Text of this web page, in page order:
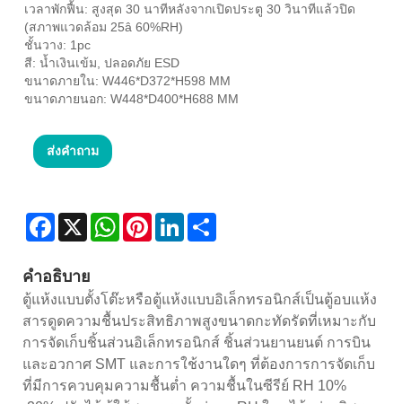
เวลาพักฟื้น: สูงสุด 30 นาทีหลังจากเปิดประตู 30 วินาทีแล้วปิด
(สภาพแวดล้อม 25â 60%RH)
ชั้นวาง: 1pc
สี: น้ำเงินเข้ม, ปลอดภัย ESD
ขนาดภายใน: W446*D372*H598 MM
ขนาดภายนอก: W448*D400*H688 MM
ส่งคำถาม
Facebook
X WhatsAppPinterestLinkedIn
คำอธิบาย
ตู้แห้งแบบตั้งโต๊ะหรือตู้แห้งแบบอิเล็กทรอนิกส์เป็นตู้อบแห้ง
สารดูดความชื้นประสิทธิภาพสูงขนาดกะทัดรัดที่เหมาะกับ
การจัดเก็บชิ้นส่วนอิเล็กทรอนิกส์ ชิ้นส่วนยานยนต์ การบิน
และอวกาศ SMT และการใช้งานใดๆ ที่ต้องการการจัดเก็บ
ที่มีการควบคุมความชื้นต่ำ ความชื้นในซีรีย์ RH 10%